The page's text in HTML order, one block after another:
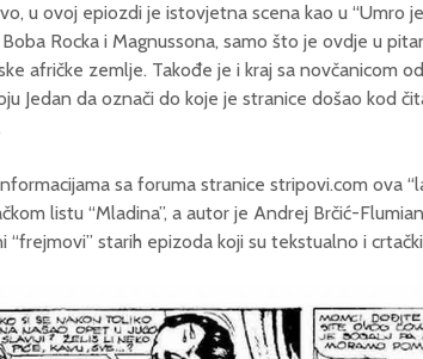
u ovoj epiozdi je istovjetna scena kao u “Umro
Rocka i Magnussona, samo što je ovdje u
afričke zemlje. Takođe je i kraj sa novčanicom
Jedan da označi do koje je stranice došao kod
sa foruma stranice stripovi.com ova
listu “Mladina”, a autor je Andrej Brčić-
“frejmovi” starih epizoda koji su tekstualno i